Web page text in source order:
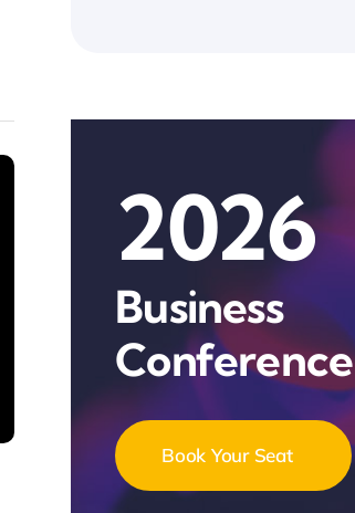
2026
Business
Conference
Book Your Seat